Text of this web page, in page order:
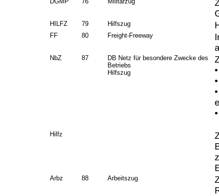
HILFZ 79 Hilfszug
FF 80 Freight-Freeway
NbZ 87
DB Netz für besondere Zwecke des
Betriebs
Hilfszug
Hilfz
Arbz 88 Arbeitszug